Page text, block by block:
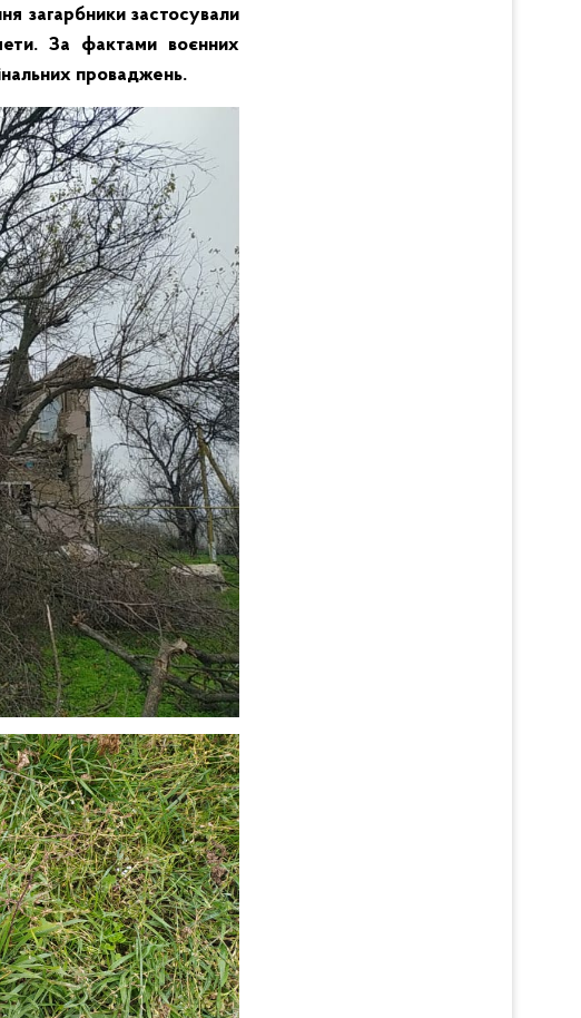
загарбники застосували
За фактами воєнних
проваджень.